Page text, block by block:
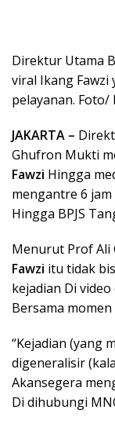
Direktur Utama
viral Ikang
pelayanan. Foto/
JAKARTA –
Ghufron Mukti
Fawzi Hingga
mengantre 6
Hingga BPJS
Menurut Prof Ali
Fawzi itu tidak
kejadian Di
Bersama
“Kejadian (yang
digeneralisir
Akansegera
Di dihubungi